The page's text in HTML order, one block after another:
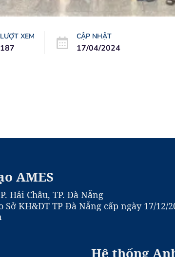
LƯỢT XEM
187
CẬP NHẬT
17/04/2024
AMES
Hải Châu, TP. Đà Nẵng
Sở KH&DT TP Đà Nẵng cấp ngày 17/12/
Hệ thống